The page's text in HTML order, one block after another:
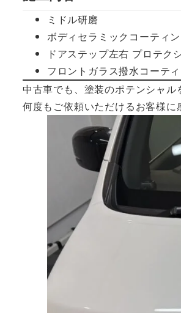
ミドル研磨
ボディセラミックコーティ
ドアステップ左右 プロテク
フロントガラス撥水コーテ
中古車でも、塗装のポテンシャル
何度もご依頼いただけるお客様に